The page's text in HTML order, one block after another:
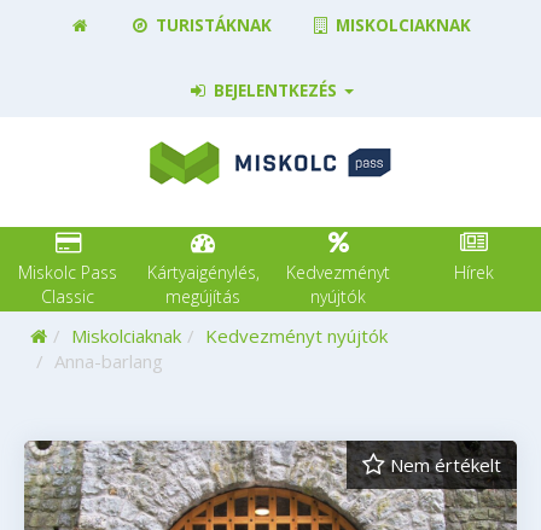
TURISTÁKNAK MISKOLCIAKNAK
BEJELENTKEZÉS
Miskolc Pass
Classic
Kártyaigénylés,
megújítás
Kedvezményt
nyújtók
Hírek
Kezdőoldal
Miskolciaknak
Kedvezményt nyújtók
Anna-barlang
Nem értékelt